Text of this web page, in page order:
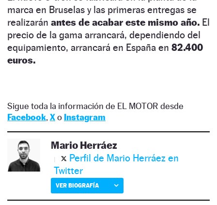
marca en Bruselas y las primeras entregas se
realizarán antes de acabar este mismo año. El
precio de la gama arrancará, dependiendo del
equipamiento, arrancará en España en 82.400
euros.
Sigue toda la información de EL MOTOR desde
Facebook, Xo Instagram
Mario Herráez
Perfil de Mario Herráez en
Twitter
VER BIOGRAFÍA